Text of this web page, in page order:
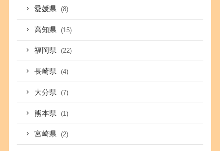
愛媛県 (8)
高知県 (15)
福岡県 (22)
長崎県 (4)
大分県 (7)
熊本県 (1)
宮崎県 (2)